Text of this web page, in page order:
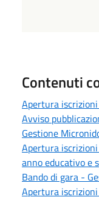
Contenuti
Apertura
Avviso
Gestione
Apertura
anno educativo e
Bando di gara -
Apertura